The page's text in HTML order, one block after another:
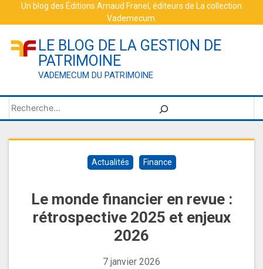
Un blog des Éditions Arnaud Franel , éditeurs de La collection
Vademecum
LE BLOG DE LA GESTION DE
PATRIMOINE
VADEMECUM DU PATRIMOINE
Rechercher
Actualités Finance
Le monde financier en revue :
rétrospective 2025 et enjeux
2026
7 janvier 2026